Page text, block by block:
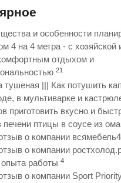
и особенности
4 на 4 метра - с хозяйской
отдыхом и
21
тушеная ||| Как потушить
в мультиварке и
приготовить вкусно и
печени птицы в соусе из
о компании
о компании
опыта работы 4
о компании Sport